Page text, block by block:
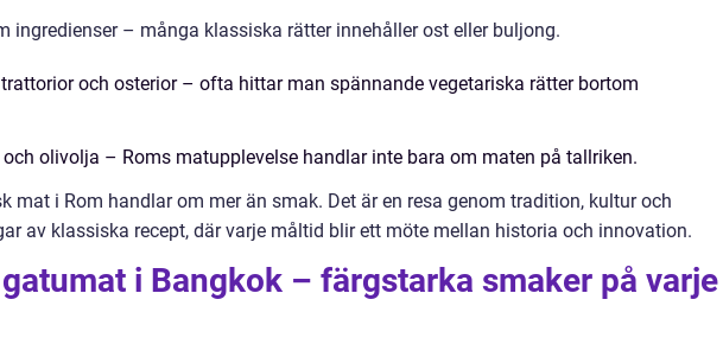
ingredienser – många klassiska rätter innehåller ost eller buljong.
och osterior – ofta hittar man spännande vegetariska rätter bortom
olivolja – Roms matupplevelse handlar inte bara om maten på tallriken.
mat i Rom handlar om mer än smak. Det är en resa genom tradition, kultur och
av klassiska recept, där varje måltid blir ett möte mellan historia och innovation.
i Bangkok – färgstarka smaker på varje